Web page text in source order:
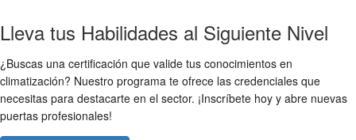
Lleva tus Habilidades al Siguiente Nivel
¿Buscas una certificación que valide tus conocimientos en
climatización? Nuestro programa te ofrece las credenciales que
necesitas para destacarte en el sector. ¡Inscríbete hoy y abre nuevas
puertas profesionales!